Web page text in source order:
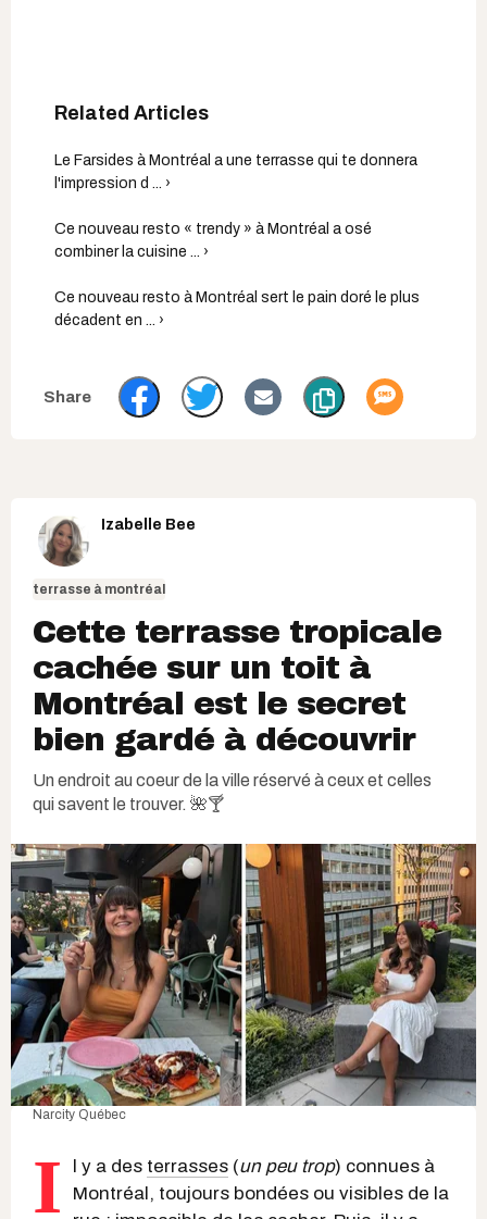
Le Farsides à Montréal a une terrasse qui te donnera
l'impression d ... ›
Ce nouveau resto « trendy » à Montréal a osé
combiner la cuisine ... ›
Ce nouveau resto à Montréal sert le pain doré le plus
décadent en ... ›
Izabelle Bee
terrasse à montréal
Cette terrasse tropicale
cachée sur un toit à
Montréal est le secret
bien gardé à découvrir
Un endroit au coeur de la ville réservé à ceux et celles
qui savent le trouver. 🌺🍸
Narcity Québec
I l y a des terrasses (un peu trop) connues à
Montréal, toujours bondées ou visibles de la